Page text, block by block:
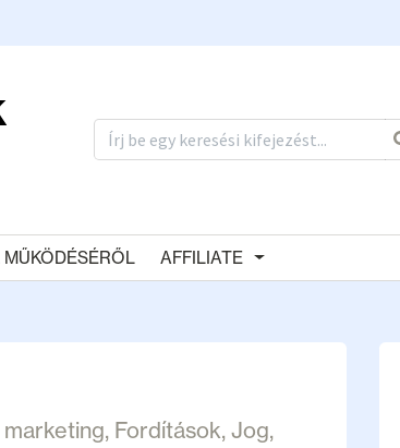
AFFILIATE
marketing, Fordítások, Jog,